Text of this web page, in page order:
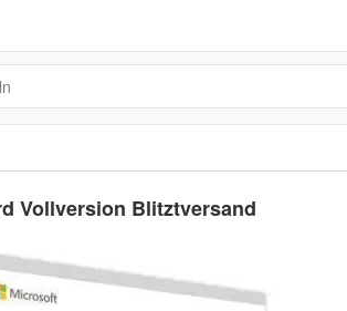
Vollversion Blitztversand